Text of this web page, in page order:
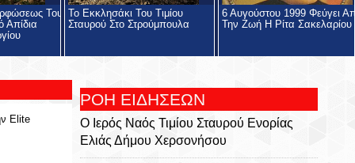
Του
Απίδια
Το Εκκλησάκι Του Τιμίου
Σταυρού Στο Στρούμπουλα
6 Αυγούστου 1999 Φεύγει
Την Ζωή Η Ρίτα Σακελαρίου
Elite
ΡΟΗ ΕΙΔΗΣΕΩΝ
Ο Ιερός Ναός Τιμίου Σταυρού Ενορίας
Ελιάς Δήμου Χερσονήσου